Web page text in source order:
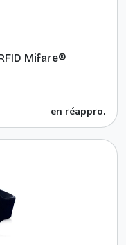
Mifare®
en réappro.